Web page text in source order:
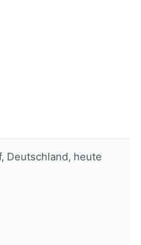
Deutschland, heute